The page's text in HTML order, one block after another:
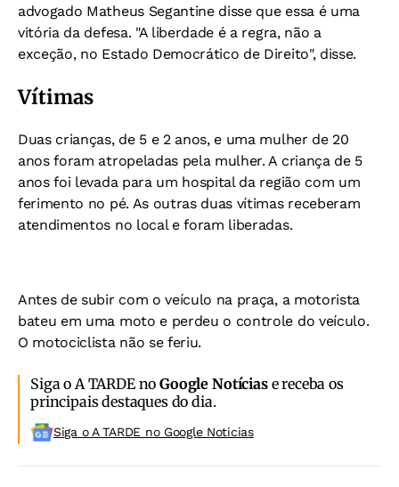
advogado Matheus Segantine disse que essa é uma
vitória da defesa. "A liberdade é a regra, não a
exceção, no Estado Democrático de Direito", disse.
Vítimas
Duas crianças, de 5 e 2 anos, e uma mulher de 20
anos foram atropeladas pela mulher. A criança de 5
anos foi levada para um hospital da região com um
ferimento no pé. As outras duas vítimas receberam
atendimentos no local e foram liberadas.
Antes de subir com o veículo na praça, a motorista
bateu em uma moto e perdeu o controle do veículo.
O motociclista não se feriu.
Siga o A TARDE noGoogle Notíciase receba os
principais destaques do dia.
Siga o A TARDE no Google Noticias